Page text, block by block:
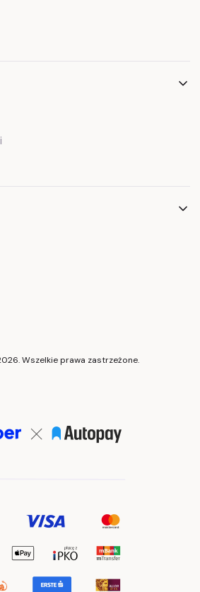
Wszelkie prawa zastrzeżone.